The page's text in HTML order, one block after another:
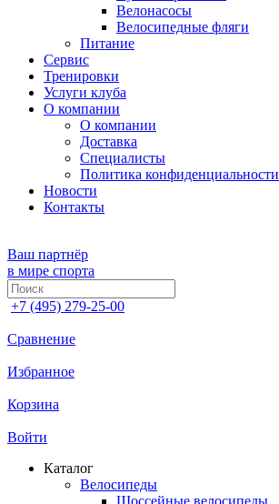
Велонасосы
Велосипедные фляги
Питание
Сервис
Тренировки
Услуги клуба
О компании
О компании
Доставка
Специалисты
Политика конфиденциальности
Новости
Контакты
Ваш партнёр
в мире спорта
+7 (495) 279-25-00
Сравнение
Избранное
Корзина
Войти
Каталог
Велосипеды
Шоссейные велосипеды